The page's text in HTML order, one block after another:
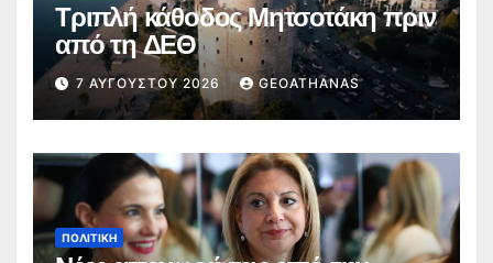
Τριπλή κάθοδος Μητσοτάκη πριν
από τη ΔΕΘ
7 ΑΥΓΟΎΣΤΟΥ 2026 GEOATHANAS
ΠΟΛΙΤΙΚΉ